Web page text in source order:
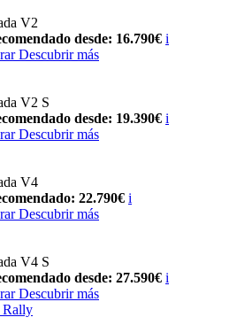
V2
desde: 16.790€ i
Descubrir más
V2 S
desde: 19.390€ i
Descubrir más
V4
22.790€ i
Descubrir más
V4 S
desde: 27.590€ i
Descubrir más